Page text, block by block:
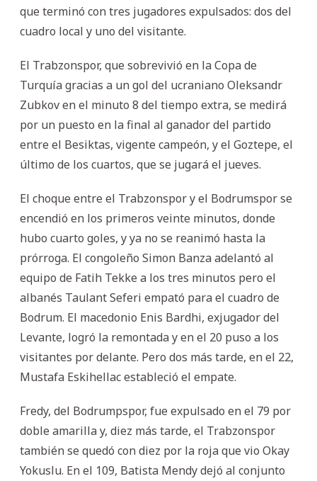
que terminó con tres jugadores expulsados: dos del
cuadro local y uno del visitante.
El Trabzonspor, que sobrevivió en la Copa de
Turquía gracias a un gol del ucraniano Oleksandr
Zubkov en el minuto 8 del tiempo extra, se medirá
por un puesto en la final al ganador del partido
entre el Besiktas, vigente campeón, y el Goztepe, el
último de los cuartos, que se jugará el jueves.
El choque entre el Trabzonspor y el Bodrumspor se
encendió en los primeros veinte minutos, donde
hubo cuarto goles, y ya no se reanimó hasta la
prórroga. El congoleño Simon Banza adelantó al
equipo de Fatih Tekke a los tres minutos pero el
albanés Taulant Seferi empató para el cuadro de
Bodrum. El macedonio Enis Bardhi, exjugador del
Levante, logró la remontada y en el 20 puso a los
visitantes por delante. Pero dos más tarde, en el 22,
Mustafa Eskihellac estableció el empate.
Fredy, del Bodrumpspor, fue expulsado en el 79 por
doble amarilla y, diez más tarde, el Trabzonspor
también se quedó con diez por la roja que vio Okay
Yokuslu. En el 109, Batista Mendy dejó al conjunto